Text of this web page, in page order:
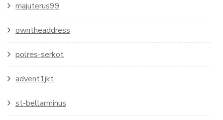
majuterus99
owntheaddress
polres-serkot
advent1jkt
st-bellarminus